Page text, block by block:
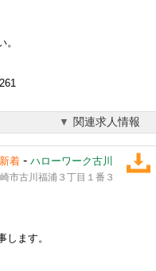
関連求人情報
新着 - ハローワーク古川
市古川福浦３丁目１番３
ます。